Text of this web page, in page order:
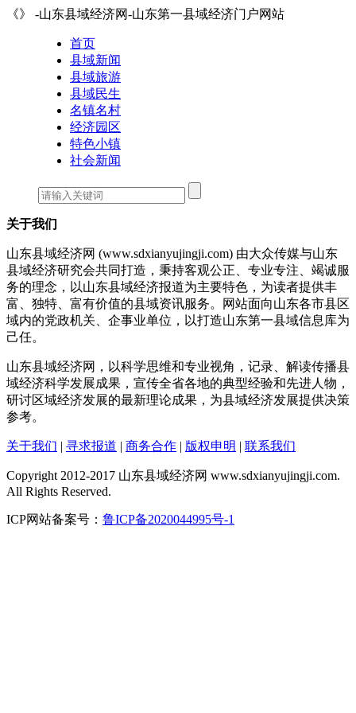
《》 -山东县域经济网-山东第一县域经济门户网站
首页
县域新闻
县域旅游
县域民生
名镇名村
经济园区
特色小镇
社会新闻
关于我们
山东县域经济网 (www.sdxianyujingji.com) 由大众传媒与山东
县域经济研究会共同打造，秉持客观公正、专业专注、竭诚服
务的理念，以山东县域经济报道为主要特色，为读者提供丰
富、独特、富有价值的县域资讯服务。网站面向山东各市县区
域内的党政机关、企事业单位，以打造山东第一县域信息库为
己任。
山东县域经济网，以科学思维和专业视角，记录、解读传播县
域经济科学发展成果，宣传全省各地的典型经验和先进人物，
研讨区域经济发展的最新理论成果，为县域经济发展提供决策
参考。
关于我们 | 寻求报道 | 商务合作 | 版权申明 | 联系我们
Copyright 2012-2017 山东县域经济网 www.sdxianyujingji.com.
All Rights Reserved.
ICP网站备案号： 鲁ICP备2020044995号-1